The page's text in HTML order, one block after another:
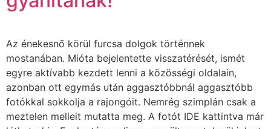
Az énekesnő körül furcsa dolgok történnek
mostanában. Mióta bejelentette visszatérését, ismét
egyre aktívabb kezdett lenni a közösségi oldalain,
azonban ott egymás után aggasztóbbnál aggasztóbb
fotókkal sokkolja a rajongóit. Nemrég szimplán csak a
meztelen melleit mutatta meg. A fotót IDE kattintva már